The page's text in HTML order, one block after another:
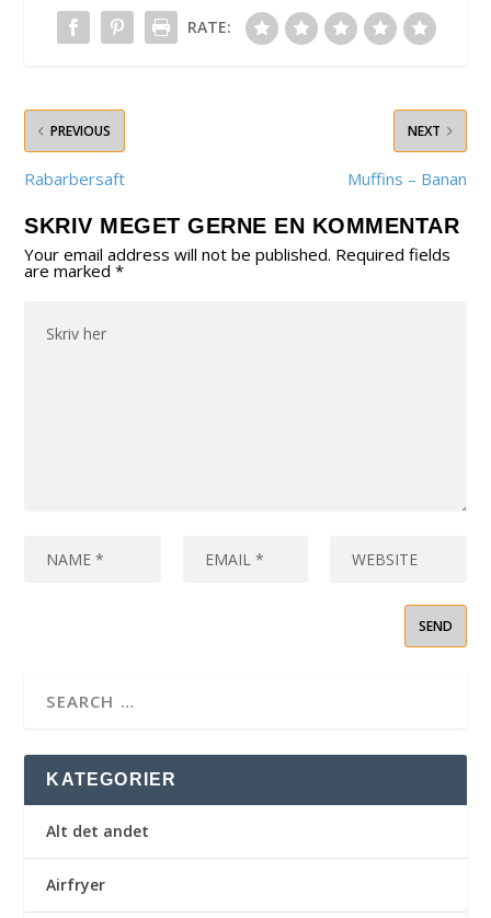
RATE:
PREVIOUS
Rabarbersaft
NEXT
Muffins – Banan
SKRIV MEGET GERNE EN KOMMENTAR
Your email address will not be published. Required fields
are marked*
KATEGORIER
Alt det andet
Airfryer